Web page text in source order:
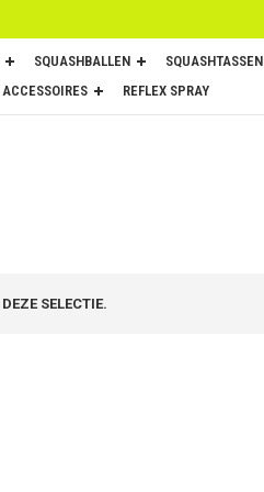
SQUASHBALLEN SQUASHTASSEN
REFLEX SPRAY
SELECTIE.